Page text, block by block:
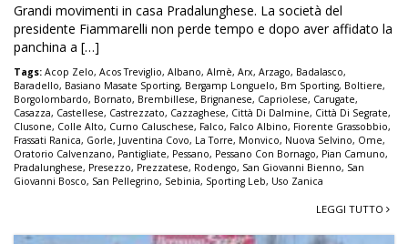
Grandi movimenti in casa Pradalunghese. La società del
presidente Fiammarelli non perde tempo e dopo aver affidato la
panchina a […]
Tags: Acop Zelo, Acos Treviglio, Albano, Almè, Arx, Arzago, Badalasco,
Baradello, Basiano Masate Sporting, Bergamp Longuelo, Bm Sporting, Boltiere,
Borgolombardo, Bornato, Brembillese, Brignanese, Capriolese, Carugate,
Casazza, Castellese, Castrezzato, Cazzaghese, Città Di Dalmine, Città Di Segrate,
Clusone, Colle Alto, Curno Caluschese, Falco, Falco Albino, Fiorente Grassobbio,
Frassati Ranica, Gorle, Juventina Covo, La Torre, Monvico, Nuova Selvino, Ome,
Oratorio Calvenzano, Pantigliate, Pessano, Pessano Con Bornago, Pian Camuno,
Pradalunghese, Presezzo, Prezzatese, Rodengo, San Giovanni Bienno, San
Giovanni Bosco, San Pellegrino, Sebinia, Sporting Leb, Uso Zanica
LEGGI TUTTO